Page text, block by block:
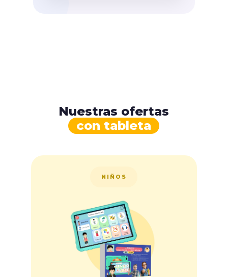
Nuestras ofertas
con tableta
NIÑOS